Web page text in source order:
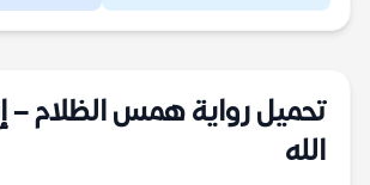
تحميل رواية همس الظلام –
الله